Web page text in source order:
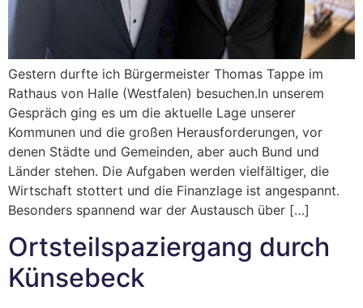
Gestern durfte ich Bürgermeister Thomas Tappe im
Rathaus von Halle (Westfalen) besuchen.In unserem
Gespräch ging es um die aktuelle Lage unserer
Kommunen und die großen Herausforderungen, vor
denen Städte und Gemeinden, aber auch Bund und
Länder stehen. Die Aufgaben werden vielfältiger, die
Wirtschaft stottert und die Finanzlage ist angespannt.
Besonders spannend war der Austausch über […]
Ortsteilspaziergang durch
Künsebeck